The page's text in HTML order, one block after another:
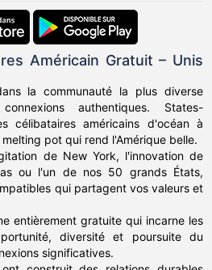
Américain Gratuit – Unis
la communauté la plus diverse
authentiques. States-
célibataires américains d'océan à
pot qui rend l'Amérique belle.
de New York, l'innovation de
ou l'un de nos 50 grands États,
qui partagent vos valeurs et
entièrement gratuite qui incarne les
diversité et poursuite du
significatives.